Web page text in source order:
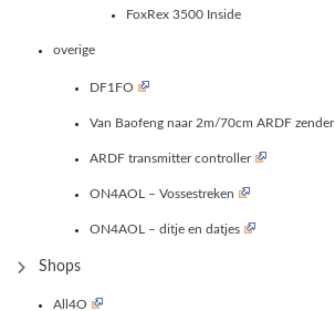
FoxRex 3500 Inside
overige
DF1FO
Van Baofeng naar 2m/70cm ARDF zender
ARDF transmitter controller
ON4AOL – Vossestreken
ON4AOL – ditje en datjes
Shops
All4O